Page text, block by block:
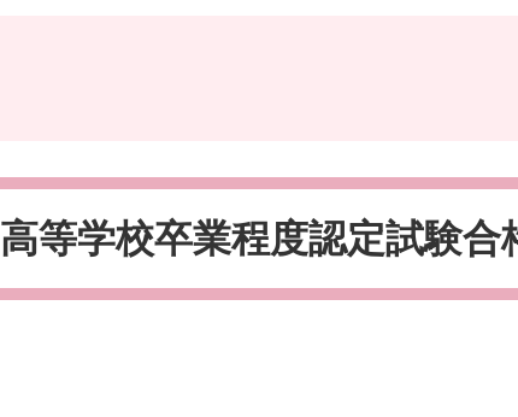
高等学校卒業程度認定試験合